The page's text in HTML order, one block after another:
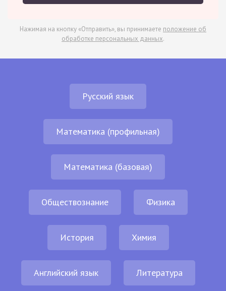
Нажимая на кнопку «Отправить», вы принимаете положение об
обработке персональных данных.
Русский язык
Математика (профильная)
Математика (базовая)
Обществознание Физика
История Химия
Английский язык Литература